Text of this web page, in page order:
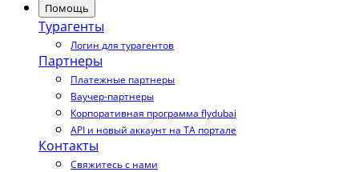
Помощь
Турагенты
Логин для турагентов
Партнеры
Платежные партнеры
Ваучер-партнеры
Корпоративная программа flydubai
API и новый аккаунт на TA портале
Контакты
Свяжитесь с нами